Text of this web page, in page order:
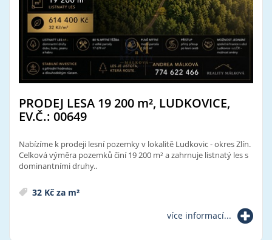
PRODEJ LESA 19 200 m², LUDKOVICE,
EV.Č.: 00649
Nabízíme k prodeji lesní pozemky v lokalitě Ludkovic - okres Zlín.
Celková výměra pozemků činí 19 200 m² a zahrnuje listnatý les s
dominantními druhy..
32 Kč za m²
více informací...